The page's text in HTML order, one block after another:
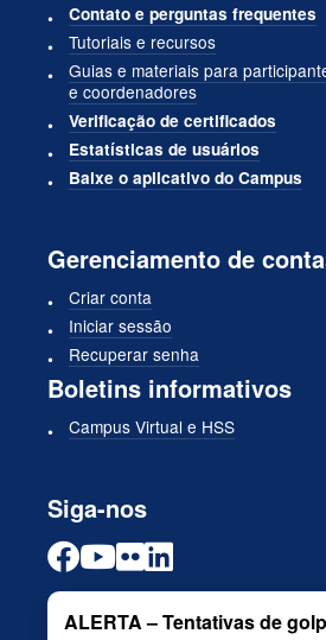
Contato e perguntas frequentes
Tutoriais e recursos
Guias e materiais para
e coordenadores
Verificação de certificados
Estatísticas de usuários
Baixe o aplicativo do Campus
Gerenciamento de
Criar conta
Iniciar sessão
Recuperar senha
Boletins informativos
Campus Virtual e HSS
Siga-nos
ALERTA – Tentativas de